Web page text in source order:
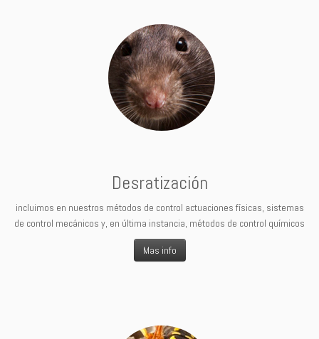
Desratización
incluimos en nuestros métodos de control actuaciones físicas, sistemas
de control mecánicos y, en última instancia, métodos de control químicos
Mas info